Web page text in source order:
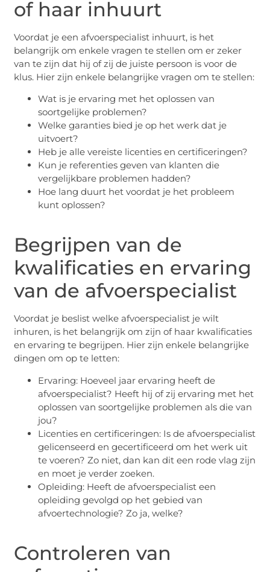
of haar inhuurt
Voordat je een afvoerspecialist inhuurt, is het
belangrijk om enkele vragen te stellen om er zeker
van te zijn dat hij of zij de juiste persoon is voor de
klus. Hier zijn enkele belangrijke vragen om te stellen:
Wat is je ervaring met het oplossen van
soortgelijke problemen?
Welke garanties bied je op het werk dat je
uitvoert?
Heb je alle vereiste licenties en certificeringen?
Kun je referenties geven van klanten die
vergelijkbare problemen hadden?
Hoe lang duurt het voordat je het probleem
kunt oplossen?
Begrijpen van de
kwalificaties en ervaring
van de afvoerspecialist
Voordat je beslist welke afvoerspecialist je wilt
inhuren, is het belangrijk om zijn of haar kwalificaties
en ervaring te begrijpen. Hier zijn enkele belangrijke
dingen om op te letten:
Ervaring: Hoeveel jaar ervaring heeft de
afvoerspecialist? Heeft hij of zij ervaring met het
oplossen van soortgelijke problemen als die van
jou?
Licenties en certificeringen: Is de afvoerspecialist
gelicenseerd en gecertificeerd om het werk uit
te voeren? Zo niet, dan kan dit een rode vlag zijn
en moet je verder zoeken.
Opleiding: Heeft de afvoerspecialist een
opleiding gevolgd op het gebied van
afvoertechnologie? Zo ja, welke?
Controleren van